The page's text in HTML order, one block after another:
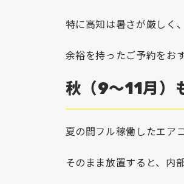
特に高知は暑さが厳しく
余裕を持ったご予約をお
秋（9～11月）
夏の間フル稼働したエア
そのまま放置すると、内